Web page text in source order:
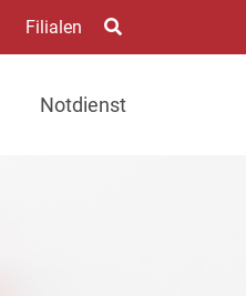
Filialen
Notdienst